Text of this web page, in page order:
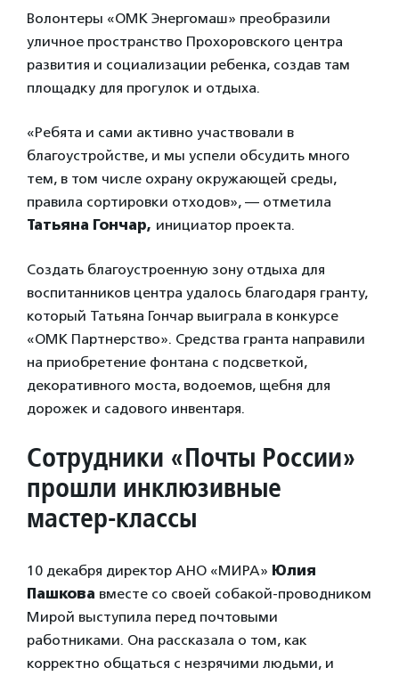
Волонтеры «ОМК Энергомаш» преобразили
уличное пространство Прохоровского центра
развития и социализации ребенка, создав там
площадку для прогулок и отдыха.
«Ребята и сами активно участвовали в
благоустройстве, и мы успели обсудить много
тем, в том числе охрану окружающей среды,
правила сортировки отходов», — отметила
Татьяна Гончар, инициатор проекта.
Создать благоустроенную зону отдыха для
воспитанников центра удалось благодаря гранту,
который Татьяна Гончар выиграла в конкурсе
«ОМК Партнерство». Средства гранта направили
на приобретение фонтана с подсветкой,
декоративного моста, водоемов, щебня для
дорожек и садового инвентаря.
Сотрудники «Почты России»
прошли инклюзивные
мастер-классы
10 декабря директор АНО «МИРА» Юлия
Пашкова вместе со своей собакой-проводником
Мирой выступила перед почтовыми
работниками. Она рассказала о том, как
корректно общаться с незрячими людьми, и